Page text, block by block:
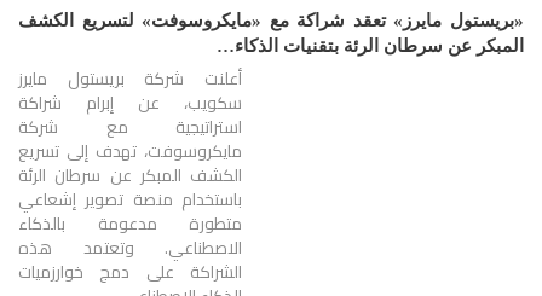
«بريستول مايرز» تعقد شراكة مع «مايكروسوفت» لتسريع الكشف
المبكر عن سرطان الرئة بتقنيات الذكاء…
أعلنت شركة بريستول مايرز
سكويب، عن إبرام شراكة
استراتيجية مع شركة
مايكروسوفت، تهدف إلى تسريع
الكشف المبكر عن سرطان الرئة
باستخدام منصة تصوير إشعاعي
متطورة مدعومة بالذكاء
الاصطناعي. وتعتمد هذه
الشراكة على دمج خوارزميات